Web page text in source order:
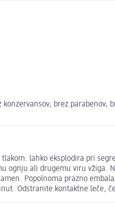
brez
lahko eksplodira pri
ognju ali drugemu viru
Popolnoma prazno
Odstranite kontaktne